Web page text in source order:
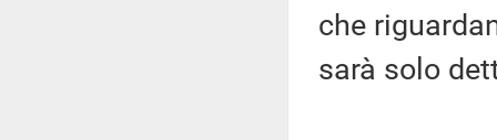
che
sarà solo